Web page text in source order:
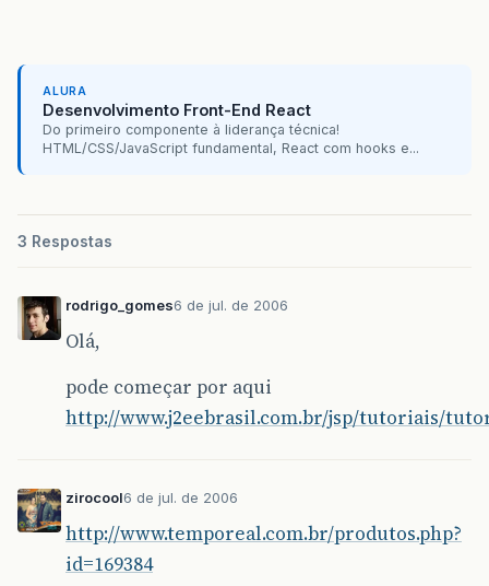
ALURA
Desenvolvimento Front-End React
Do primeiro componente à liderança técnica!
HTML/CSS/JavaScript fundamental, React com hooks e...
3 Respostas
rodrigo_gomes6 de jul. de 2006
Olá,
pode começar por aqui
http://www.j2eebrasil.com.br/jsp/tutoriais/
zirocool6 de jul. de 2006
http://www.temporeal.com.br/produtos.php?
id=169384